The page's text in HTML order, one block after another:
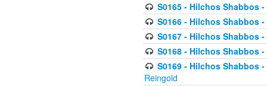
S0165 - Hilchos Shabbos
S0166 - Hilchos Shabbos
S0167 - Hilchos Shabbos
S0168 - Hilchos Shabbos
S0169 - Hilchos Shabbos
Reingold